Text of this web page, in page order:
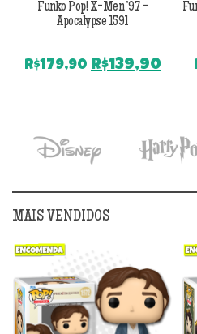
Funko Pop! X-Men ’97 –
Apocalypse 1591
R$179,90 O
R$179,90.
R$139,90O
MAIS VENDIDOS